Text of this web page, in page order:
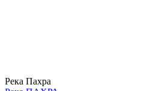
Река Пахра